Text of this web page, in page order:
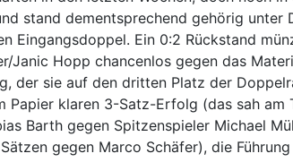
stand dementsprechend gehörig unter
Eingangsdoppel. Ein 0:2 Rückstand
Janic Hopp chancenlos gegen das
der sie auf den dritten Platz der
Papier klaren 3-Satz-Erfolg (das sah
Barth gegen Spitzenspieler Michael
gegen Marco Schäfer), die